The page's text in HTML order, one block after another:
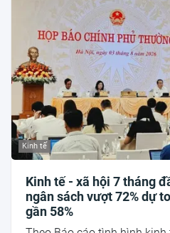
Kinh tế
Kinh tế - xã hội 7 tháng
ngân sách vượt 72% dự
gần 58%